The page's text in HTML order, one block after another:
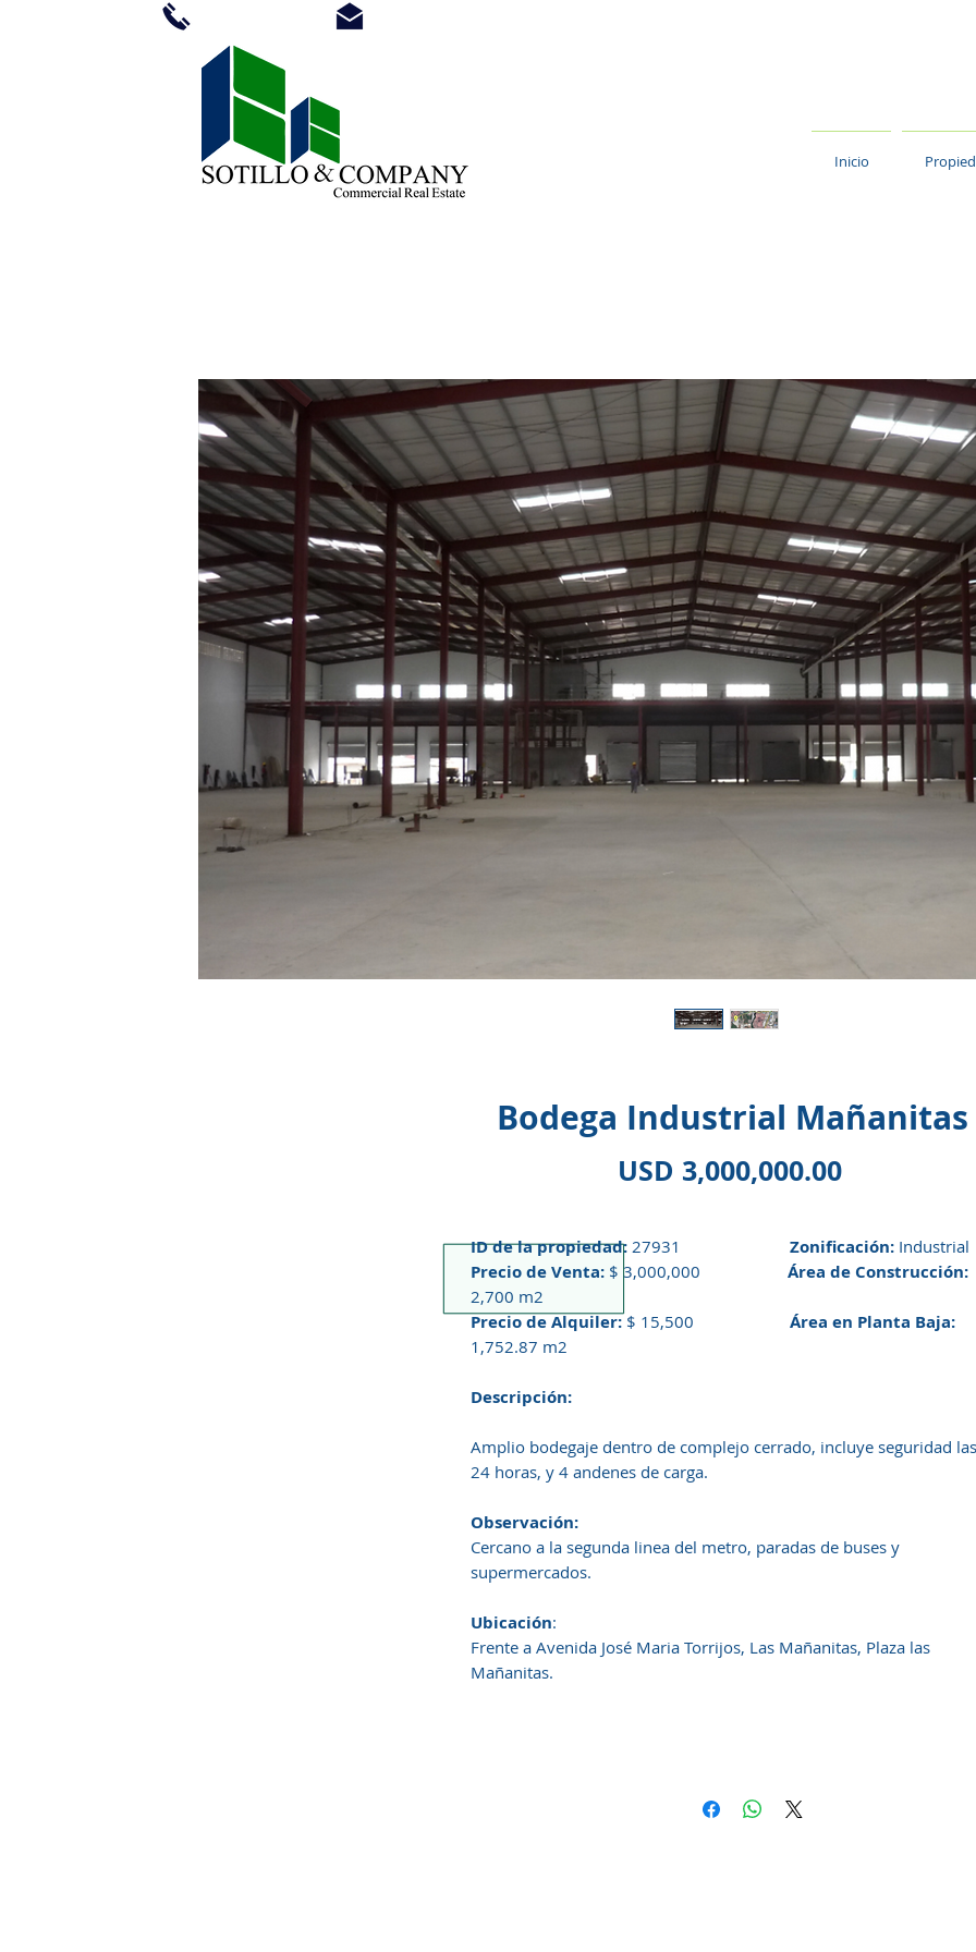
Inicio
Bodega Industrial Mañanitas
USD 3,000,000.00Precio
ID de la propiedad: 27931 Zonificación: Industrial
Precio de Venta: $ 3,000,000 Área de Construcción:
2,700 m2
Precio de Alquiler:$ 15,500 Área en Planta Baja:
1,752.87 m2
Descripción:
Amplio bodegaje dentro de complejo cerrado, incluye seguridad las
24 horas, y 4 andenes de carga.
Observación:
Cercano a la segunda linea del metro, paradas de buses y
supermercados.
Ubicación:
Frente a Avenida José Maria Torrijos, Las Mañanitas, Plaza las
Mañanitas.